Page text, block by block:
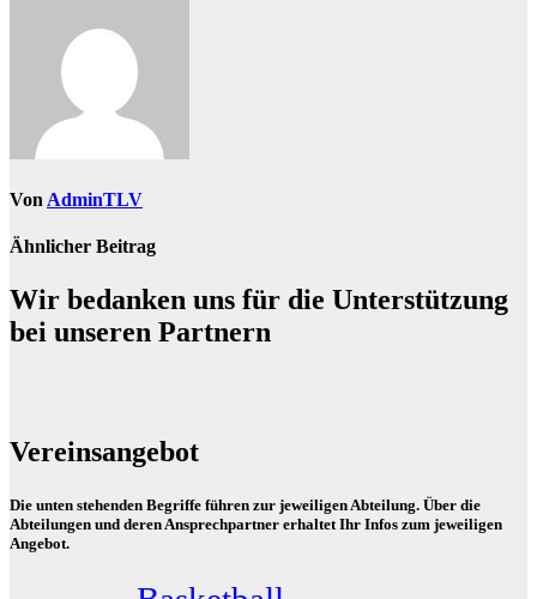
Von AdminTLV
Ähnlicher Beitrag
Wir bedanken uns für die Unterstützung
bei unseren Partnern
Vereinsangebot
Die unten stehenden Begriffe führen zur jeweiligen Abteilung. Über die
Abteilungen und deren Ansprechpartner erhaltet Ihr Infos zum jeweiligen
Angebot.